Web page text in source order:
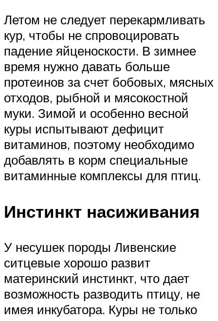
Летом не следует перекармливать
кур, чтобы не спровоцировать
падение яйценоскости. В зимнее
время нужно давать больше
протеинов за счет бобовых, мясных
отходов, рыбной и мясокостной
муки. Зимой и особенно весной
куры испытывают дефицит
витаминов, поэтому необходимо
добавлять в корм специальные
витаминные комплексы для птиц.
Инстинкт насиживания
У несушек породы Ливенские
ситцевые хорошо развит
материнский инстинкт, что дает
возможность разводить птицу, не
имея инкубатора. Куры не только